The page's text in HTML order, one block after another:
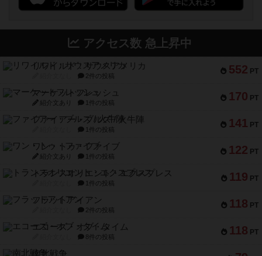
アクセス数 急上昇中
552 PT
リワイルド：サウスアメリカ
2件の投稿
170 PT
マーケットフレッシュ
紹介文あり 1件の投稿
141 PT
ファイアー・ブルズ / 火牛陣
1件の投稿
122 PT
ワン・トゥ・ファイブ
紹介文あり 1件の投稿
119 PT
トランスオリエント・エクスプレス
1件の投稿
118 PT
フラットアイアン
2件の投稿
118 PT
エコーズ・オブ・タイム
8件の投稿
南北戦争